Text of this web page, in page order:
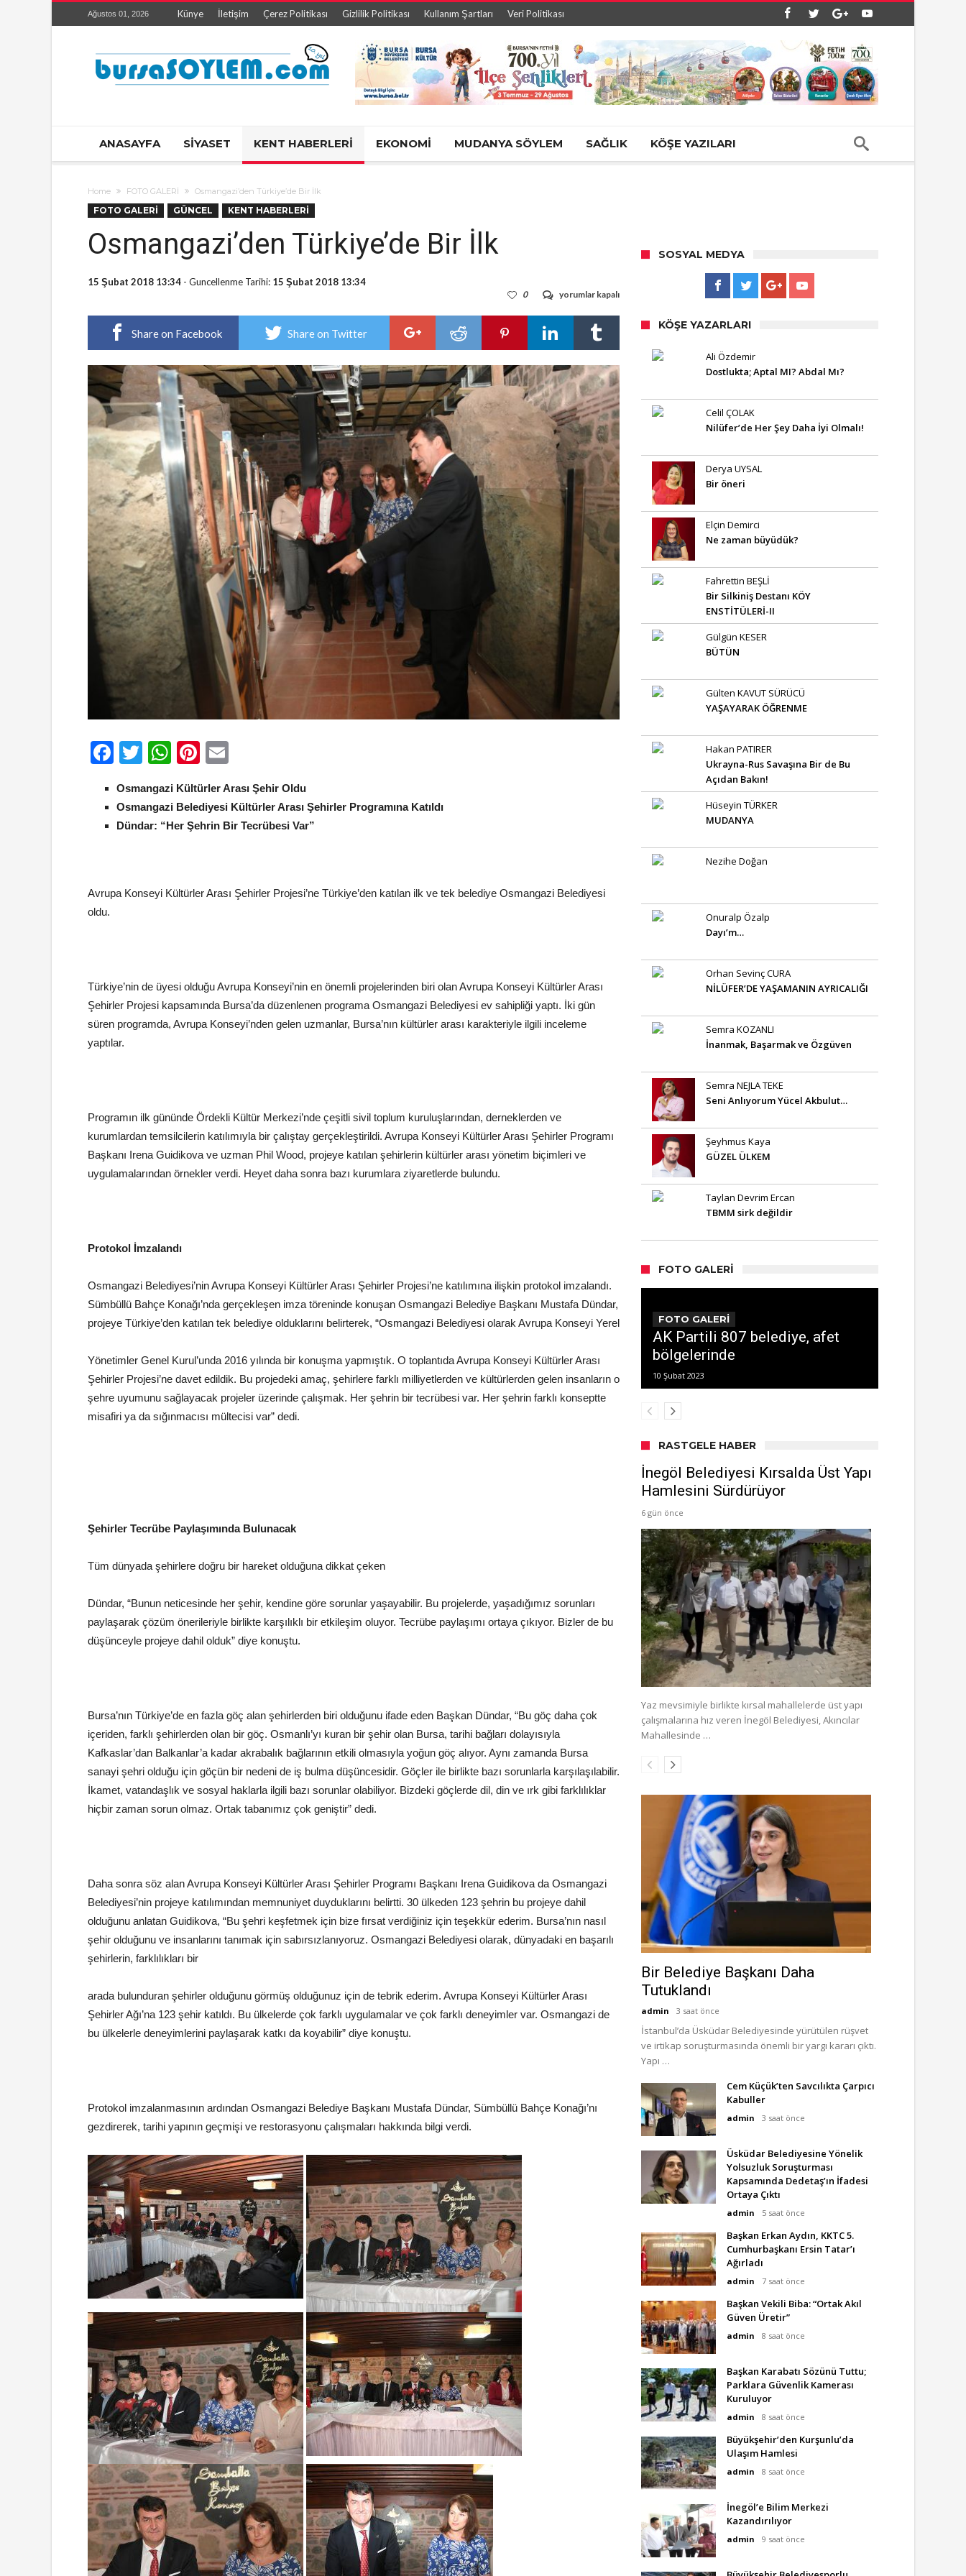
Ağustos 01, 2026 Künye İletişim Çerez Politikası Gizlilik Politikası Kullanım Şartları Veri Politikası
ANASAYFA SİYASET KENT HABERLERİ EKONOMİ MUDANYA SÖYLEM SAĞLIK KÖŞE YAZILARI
Home FOTO GALERİ Osmangazi’den Türkiye’de Bir İlk
FOTO GALERİ GÜNCEL KENT HABERLERİ
Osmangazi’den Türkiye’de Bir İlk
15 Şubat 2018 13:34 - Guncellenme Tarihi: 15 Şubat 2018 13:34
Osmangazi’den
Bir
için
yorumlar kapalı
0
Share on Facebook Share on Twitter
Facebook
TwitterWhatsApp
Pinterest
Osmangazi Kültürler Arası Şehir Oldu
Osmangazi Belediyesi Kültürler Arası Şehirler Programına Katıldı
Dündar: “Her Şehrin Bir Tecrübesi Var”
Avrupa Konseyi Kültürler Arası Şehirler Projesi’ne Türkiye’den katılan ilk ve tek belediye Osmangazi Belediyesi
oldu.
Türkiye’nin de üyesi olduğu Avrupa Konseyi’nin en önemli projelerinden biri olan Avrupa Konseyi Kültürler Arası
Şehirler Projesi kapsamında Bursa’da düzenlenen programa Osmangazi Belediyesi ev sahipliği yaptı. İki gün
süren programda, Avrupa Konseyi’nden gelen uzmanlar, Bursa’nın kültürler arası karakteriyle ilgili inceleme
yaptılar.
Programın ilk gününde Ördekli Kültür Merkezi’nde çeşitli sivil toplum kuruluşlarından, derneklerden ve
kurumlardan temsilcilerin katılımıyla bir çalıştay gerçekleştirildi. Avrupa Konseyi Kültürler Arası Şehirler Programı
Başkanı Irena Guidikova ve uzman Phil Wood, projeye katılan şehirlerin kültürler arası yönetim biçimleri ve
uygulamalarından örnekler verdi. Heyet daha sonra bazı kurumlara ziyaretlerde bulundu.
Protokol İmzalandı
Osmangazi Belediyesi’nin Avrupa Konseyi Kültürler Arası Şehirler Projesi’ne katılımına ilişkin protokol imzalandı.
Sümbüllü Bahçe Konağı’nda gerçekleşen imza töreninde konuşan Osmangazi Belediye Başkanı Mustafa Dündar,
projeye Türkiye’den katılan tek belediye olduklarını belirterek, “Osmangazi Belediyesi olarak Avrupa Konseyi Yerel
Yönetimler Genel Kurul’unda 2016 yılında bir konuşma yapmıştık. O toplantıda Avrupa Konseyi Kültürler Arası
Şehirler Projesi’ne davet edildik. Bu projedeki amaç, şehirlere farklı milliyetlerden ve kültürlerden gelen insanların o
şehre uyumunu sağlayacak projeler üzerinde çalışmak. Her şehrin bir tecrübesi var. Her şehrin farklı konseptte
misafiri ya da sığınmacısı mültecisi var” dedi.
Şehirler Tecrübe Paylaşımında Bulunacak
Tüm dünyada şehirlere doğru bir hareket olduğuna dikkat çeken
Dündar, “Bunun neticesinde her şehir, kendine göre sorunlar yaşayabilir. Bu projelerde, yaşadığımız sorunları
paylaşarak çözüm önerileriyle birlikte karşılıklı bir etkileşim oluyor. Tecrübe paylaşımı ortaya çıkıyor. Bizler de bu
düşünceyle projeye dahil olduk” diye konuştu.
Bursa’nın Türkiye’de en fazla göç alan şehirlerden biri olduğunu ifade eden Başkan Dündar, “Bu göç daha çok
içeriden, farklı şehirlerden olan bir göç. Osmanlı’yı kuran bir şehir olan Bursa, tarihi bağları dolayısıyla
Kafkaslar’dan Balkanlar’a kadar akrabalık bağlarının etkili olmasıyla yoğun göç alıyor. Aynı zamanda Bursa
sanayi şehri olduğu için göçün bir nedeni de iş bulma düşüncesidir. Göçler ile birlikte bazı sorunlarla karşılaşılabilir.
İkamet, vatandaşlık ve sosyal haklarla ilgili bazı sorunlar olabiliyor. Bizdeki göçlerde dil, din ve ırk gibi farklılıklar
hiçbir zaman sorun olmaz. Ortak tabanımız çok geniştir” dedi.
Daha sonra söz alan Avrupa Konseyi Kültürler Arası Şehirler Programı Başkanı Irena Guidikova da Osmangazi
Belediyesi’nin projeye katılımından memnuniyet duyduklarını belirtti. 30 ülkeden 123 şehrin bu projeye dahil
olduğunu anlatan Guidikova, “Bu şehri keşfetmek için bize fırsat verdiğiniz için teşekkür ederim. Bursa’nın nasıl
şehir olduğunu ve insanlarını tanımak için sabırsızlanıyoruz. Osmangazi Belediyesi olarak, dünyadaki en başarılı
şehirlerin, farklılıkları bir
arada bulunduran şehirler olduğunu görmüş olduğunuz için de tebrik ederim. Avrupa Konseyi Kültürler Arası
Şehirler Ağı’na 123 şehir katıldı. Bu ülkelerde çok farklı uygulamalar ve çok farklı deneyimler var. Osmangazi de
bu ülkelerle deneyimlerini paylaşarak katkı da koyabilir” diye konuştu.
Protokol imzalanmasının ardından Osmangazi Belediye Başkanı Mustafa Dündar, Sümbüllü Bahçe Konağı’nı
gezdirerek, tarihi yapının geçmişi ve restorasyonu çalışmaları hakkında bilgi verdi.
SOSYAL MEDYA
KÖŞE YAZARLARI
Ali Özdemir
Dostlukta; Aptal MI? Abdal Mı?
Celil ÇOLAK
Nilüfer’de Her Şey Daha İyi Olmalı!
Derya UYSAL
Bir öneri
Elçin Demirci
Ne zaman büyüdük?
Fahrettin BEŞLİ
Bir Silkiniş Destanı KÖY
ENSTİTÜLERİ-II
Gülgün KESER
BÜTÜN
Gülten KAVUT SÜRÜCÜ
YAŞAYARAK ÖĞRENME
Hakan PATIRER
Ukrayna-Rus Savaşına Bir de Bu
Açıdan Bakın!
Hüseyin TÜRKER
MUDANYA
Nezihe Doğan
Onuralp Özalp
Dayı’m…
Orhan Sevinç CURA
NİLÜFER’DE YAŞAMANIN AYRICALIĞI
Semra KOZANLI
İnanmak, Başarmak ve Özgüven
Semra NEJLA TEKE
Seni Anlıyorum Yücel Akbulut…
Şeyhmus Kaya
GÜZEL ÜLKEM
Taylan Devrim Ercan
TBMM sirk değildir
FOTO GALERI
FOTO GALERİ
AK Partili 807 belediye, afet
bölgelerinde
10 Şubat 2023
RASTGELE HABER
İnegöl Belediyesi Kırsalda Üst Yapı
Hamlesini Sürdürüyor
6 gün önce
Yaz mevsimiyle birlikte kırsal mahallelerde üst yapı
çalışmalarına hız veren İnegöl Belediyesi, Akıncılar
Mahallesinde …
Bir Belediye Başkanı Daha
Tutuklandı
admin 3 saat önce
İstanbul’da Üsküdar Belediyesinde yürütülen rüşvet
ve irtikap soruşturmasında önemli bir yargı kararı çıktı.
Yapı …
Cem Küçük’ten Savcılıkta Çarpıcı
Kabuller
admin 3 saat önce
Üsküdar Belediyesine Yönelik
Yolsuzluk Soruşturması
Kapsamında Dedetaş’ın İfadesi
Ortaya Çıktı
admin 5 saat önce
Başkan Erkan Aydın, KKTC 5.
Cumhurbaşkanı Ersin Tatar’ı
Ağırladı
admin 7 saat önce
Başkan Vekili Biba: “Ortak Akıl
Güven Üretir”
admin 8 saat önce
Başkan Karabatı Sözünü Tuttu;
Parklara Güvenlik Kamerası
Kuruluyor
admin 8 saat önce
Büyükşehir’den Kurşunlu’da
Ulaşım Hamlesi
admin 8 saat önce
İnegöl’e Bilim Merkezi
Kazandırılıyor
admin 9 saat önce